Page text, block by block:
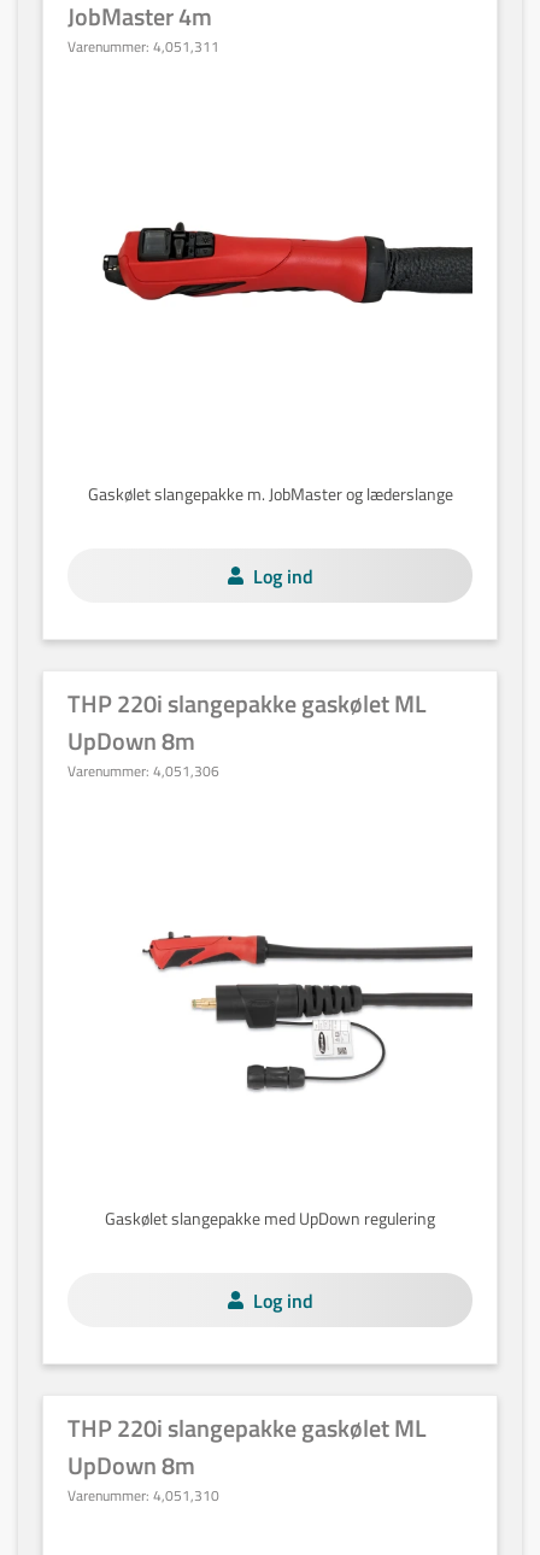
JobMaster 4m
Varenummer: 4,051,311
Gaskølet slangepakke m. JobMaster og læderslange
Log ind
THP 220i slangepakke gaskølet ML
UpDown 8m
Varenummer: 4,051,306
Gaskølet slangepakke med UpDown regulering
Log ind
THP 220i slangepakke gaskølet ML
UpDown 8m
Varenummer: 4,051,310